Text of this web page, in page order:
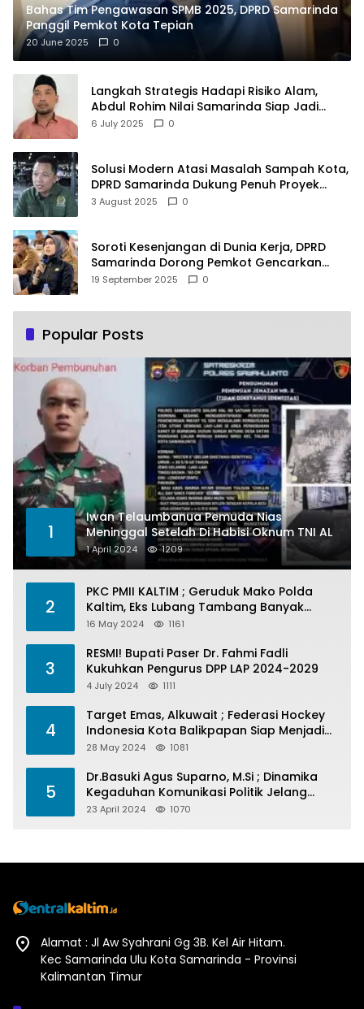
Bahas Tim Pengawasan SPMB 2025, DPRD Samarinda
Panggil Pemkot Kota Tepian
20 June 2025 0
Langkah Strategis Hadapi Risiko Alam,
Abdul Rohim Nilai Samarinda Siap Jadi
Pusat Logistik Bencana Kalimantan
6 July 2025 0
Solusi Modern Atasi Masalah Sampah Kota,
DPRD Samarinda Dukung Penuh Proyek
PLTSA
3 August 2025 0
Soroti Kesenjangan di Dunia Kerja, DPRD
Samarinda Dorong Pemkot Gencarkan
Pemberdayaan Perempuan
19 September 2025 0
Popular Posts
1
Iwan Telaumbanua Pemuda Nias
Meninggal Setelah Di Habisi Oknum TNI AL
1 April 2024 1209
2
PKC PMII KALTIM ; Geruduk Mako Polda
Kaltim, Eks Lubang Tambang Banyak
Menelan Korban
16 May 2024 1161
3
RESMI! Bupati Paser Dr. Fahmi Fadli
Kukuhkan Pengurus DPP LAP 2024-2029
4 July 2024 1111
4
Target Emas, Alkuwait ; Federasi Hockey
Indonesia Kota Balikpapan Siap Menjadi
Barometer Prestasi Di Kaltim
28 May 2024 1081
5
Dr.Basuki Agus Suparno, M.Si ; Dinamika
Kegaduhan Komunikasi Politik Jelang
Pesta Politik 2024
23 April 2024 1070
Alamat : Jl Aw Syahrani Gg 3B. Kel Air Hitam.
Kec Samarinda Ulu Kota Samarinda - Provinsi
Kalimantan Timur